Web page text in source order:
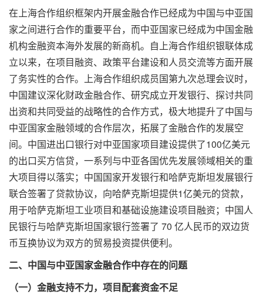
在上海合作组织框架内开展金融合作已经成为中国与中亚国
家之间进行合作的重要平台，而中亚国家已经成为中国金融
机构金融资本海外发展的新商机。自上海合作组织银联体成
立以来，在项目融资、政策平台建设和人员交流等方面开展
了务实性的合作。上海合作组织成员国第九次总理会议时，
中国建议深化财政金融合作、研究成立开发银行、探讨共同
出资和共同受益的战略性的合作方式，极大地提升了中国与
中亚国家金融领域的合作层次，拓展了金融合作的发展空
间。中国进出口银行对中亚国家项目建设提供了100亿美元
的出口买方信贷，一系列与中亚各国优先发展领域相关的重
大项目得以落实；中国国家开发银行和哈萨克斯坦发展银行
联合签署了贷款协议，向哈萨克斯坦提供1亿美元的贷款，
用于哈萨克斯坦工业项目和基础设施建设项目融资；中国人
民银行与哈萨克斯坦国家银行签署了 70 亿人民币的双边货
币互换协议为双方的贸易投资提供便利。
二、中国与中亚国家金融合作中存在的问题
（一）金融支持不力，项目配套资金不足